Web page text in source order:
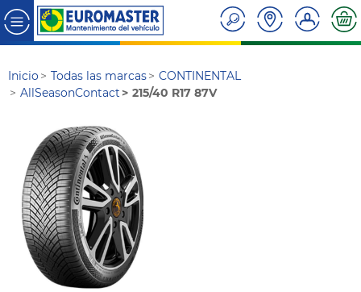
Inicio Todas las marcas
CONTINENTAL
AllSeasonContact
215/40 R17 87V